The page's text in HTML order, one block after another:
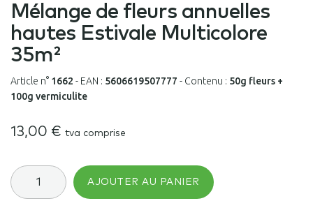
Mélange de fleurs annuelles
hautes Estivale Multicolore
35m²
Article n° 1662 - EAN : 5606619507777 - Contenu : 50g fleurs +
100g vermiculite
13,00 € tva comprise
quantité
de
Mélange
AJOUTER AU PANIER